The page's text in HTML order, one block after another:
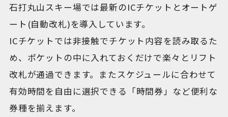
石打丸山スキー場では最新のICチケットとオートゲ
ート(自動改札)を導入しています。
ICチケットでは非接触でチケット内容を読み取るた
め、ポケットの中に入れておくだけで楽々とリフト
改札が通過できます。またスケジュールに合わせて
有効時間を自由に選択できる「時間券」など便利な
券種を揃えます。